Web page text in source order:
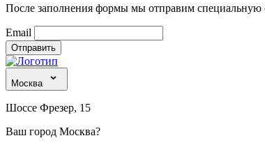
После заполнения формы мы отправим специальную
Email
Отправить
Москва
Шоссе Фрезер, 15
Ваш город Москва?